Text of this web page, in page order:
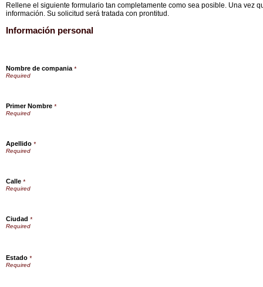
Rellene el siguiente formulario tan completamente como sea posible. Una vez
información. Su solicitud será tratada con prontitud.
Información personal
Nombre de compania *
Primer Nombre *
Apellido *
Calle *
Ciudad *
Estado *